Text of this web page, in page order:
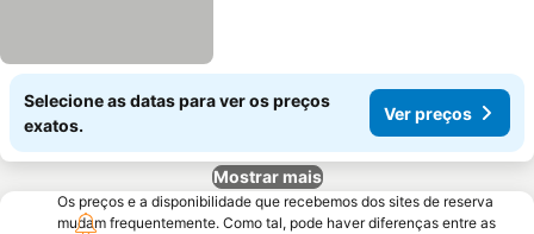
Selecione as datas para ver os preços
exatos.
Ver preços
Mostrar mais
Os preços e a disponibilidade que recebemos dos sites de reserva
mudam frequentemente. Como tal, pode haver diferenças entre as